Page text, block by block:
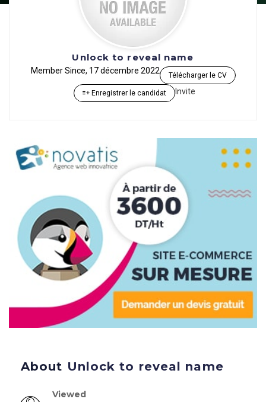
Unlock to reveal name
Member Since, 17 décembre 2022 Télécharger le CV
Enregistrer le candidat Invite
About Unlock to reveal name
Viewed